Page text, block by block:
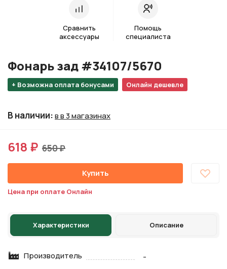
Сравнить
аксессуары
Помощь
специалиста
+ Возможна оплата бонусами Онлайн дешевле
Фонарь зад #34107/5670
В наличии:в в 3 магазинах
618 ₽ 650 ₽
Купить
Цена при оплате Онлайн
Характеристики Описание
Производитель
-